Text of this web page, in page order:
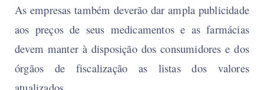
As empresas também deverão dar ampla publicidade
aos preços de seus medicamentos e as farmácias
devem manter à disposição dos consumidores e dos
órgãos de fiscalização as listas dos valores